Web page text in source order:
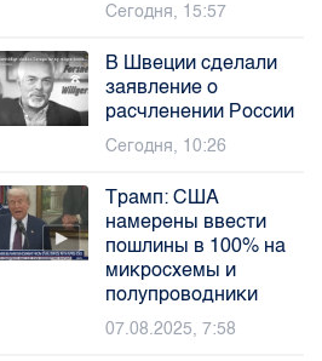
Сегодня, 15:57
В Швеции сделали
заявление о
расчленении России
Сегодня, 10:26
Трамп: США
намерены ввести
пошлины в 100% на
микросхемы и
полупроводники
07.08.2025, 7:58